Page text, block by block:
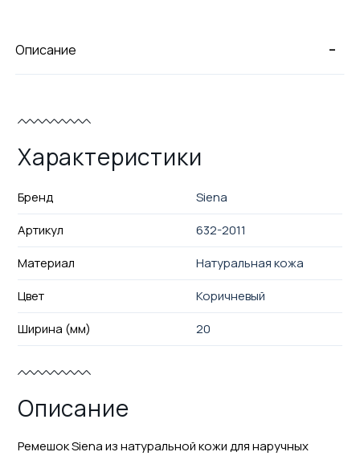
-
Описание
Характеристики
Бренд
Siena
Артикул
632-2011
Материал
Натуральная кожа
Цвет
Коричневый
Ширина (мм)
20
Описание
Ремешок Siena из натуральной кожи для наручных